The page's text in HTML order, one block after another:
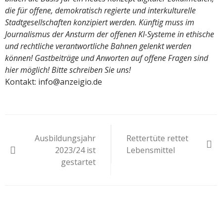
die für offene, demokratisch regierte und interkulturelle
Stadtgesellschaften konzipiert werden. Künftig muss im
Journalismus der Ansturm der offenen KI-Systeme in ethische
und rechtliche verantwortliche Bahnen gelenkt werden
können! Gastbeiträge und Anworten auf offene Fragen sind
hier möglich!Bitte schreiben Sie uns!
Kontakt: info@anzeigio.de
Ausbildungsjahr
2023/24 ist
gestartet
Rettertüte rettet
Lebensmittel